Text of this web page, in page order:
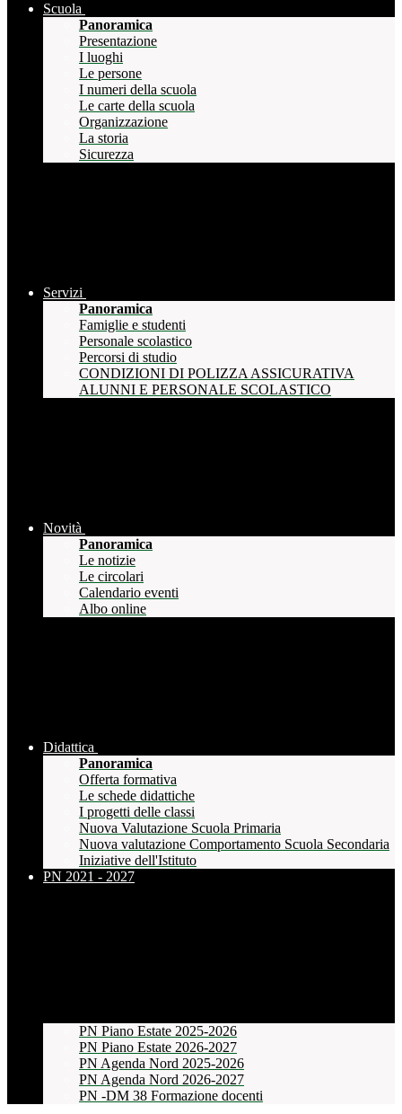
Scuola
Panoramica
Presentazione
I luoghi
Le persone
I numeri della scuola
Le carte della scuola
Organizzazione
La storia
Sicurezza
Servizi
Panoramica
Famiglie e studenti
Personale scolastico
Percorsi di studio
CONDIZIONI DI POLIZZA ASSICURATIVA
ALUNNI E PERSONALE SCOLASTICO
Novità
Panoramica
Le notizie
Le circolari
Calendario eventi
Albo online
Didattica
Panoramica
Offerta formativa
Le schede didattiche
I progetti delle classi
Nuova Valutazione Scuola Primaria
Nuova valutazione Comportamento Scuola Secondaria
Iniziative dell'Istituto
PN 2021 - 2027
PN Piano Estate 2025-2026
PN Piano Estate 2026-2027
PN Agenda Nord 2025-2026
PN Agenda Nord 2026-2027
PN -DM 38 Formazione docenti